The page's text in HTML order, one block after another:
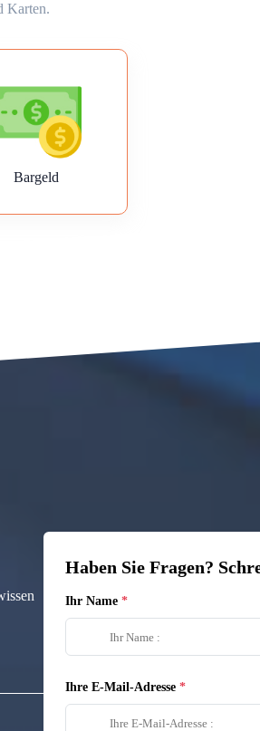
Karten.
Bargeld
Haben Sie Fragen?
Ihr Name
Ihre E-Mail-Adresse